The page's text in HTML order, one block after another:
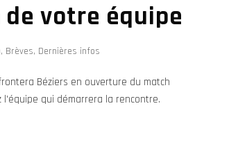
de votre équipe
, Brèves, Dernières infos
Béziers en ouverture du match
l'équipe qui démarrera la rencontre.